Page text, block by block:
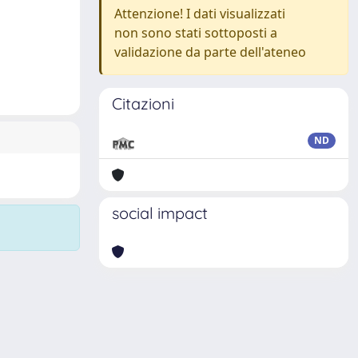
Attenzione! I dati visualizzati
non sono stati sottoposti a
validazione da parte dell'ateneo
Citazioni
ND
social impact